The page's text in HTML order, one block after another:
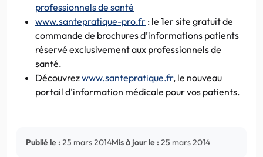
professionnels de santé
www.santepratique-pro.fr : le 1er site gratuit de
commande de brochures d’informations patients
réservé exclusivement aux professionnels de
santé.
Découvrezwww.santepratique.fr, le nouveau
portail d’information médicale pour vos patients.
Publié le : 25 mars 2014Mis à jour le : 25 mars 2014